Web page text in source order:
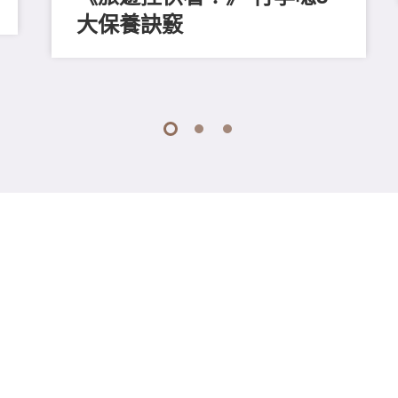
大保養訣竅
1 2 3